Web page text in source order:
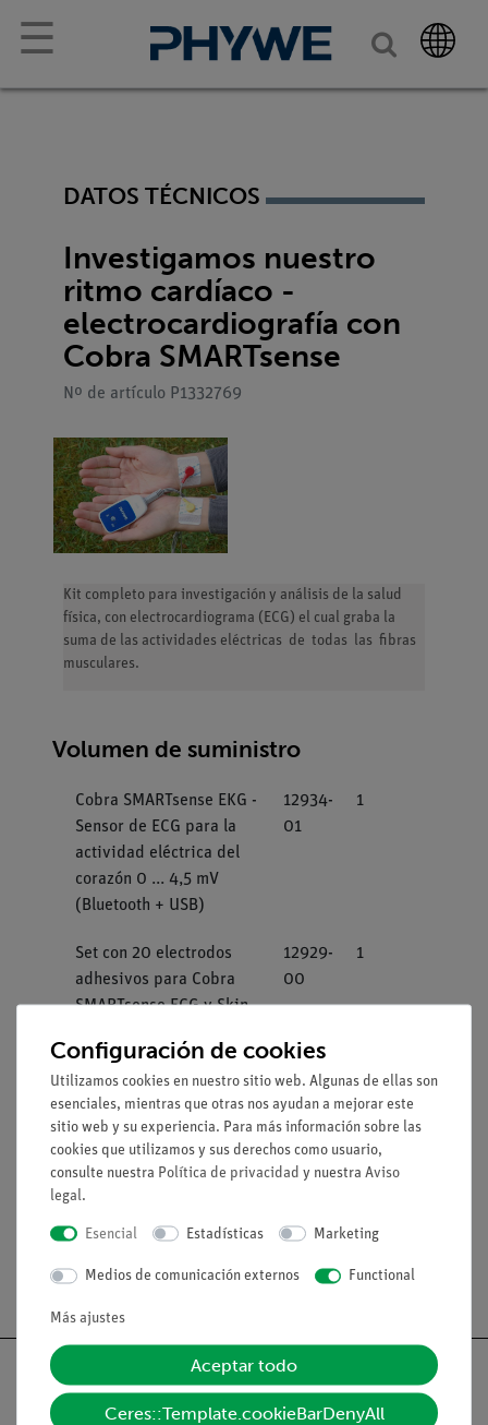
☰
DATOS TÉCNICOS
Investigamos nuestro
ritmo cardíaco -
electrocardiografía con
Cobra SMARTsense
Nº de artículo P1332769
Kit completo para investigación y análisis de la salud
física, con electrocardiograma (ECG) el cual graba la
suma de las actividades eléctricas de todas las fibras
musculares.
Volumen de suministro
Cobra SMARTsense EKG -
Sensor de ECG para la
actividad eléctrica del
corazón 0 ... 4,5 mV
(Bluetooth + USB)
12934-
01
1
Set con 20 electrodos
adhesivos para Cobra
SMARTsense ECG y Skin
12929-
00
1
measureAPP - el
software de medición
gratuito para todos los
dispositivos y sistemas
operativos
14581-
61
1
Configuración de cookies
Utilizamos cookies en nuestro sitio web. Algunas de ellas son
esenciales, mientras que otras nos ayudan a mejorar este
sitio web y su experiencia. Para más información sobre las
cookies que utilizamos y sus derechos como usuario,
consulte nuestra Política de privacidad y nuestra Aviso
legal.
Esencial Estadísticas Marketing
Medios de comunicación externos Functional
Más ajustes
Aceptar todo
Ceres::Template.cookieBarDenyAll